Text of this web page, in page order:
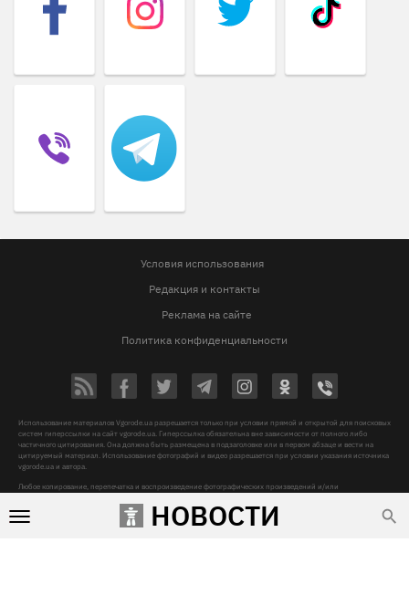
НОВОСТИ
Условия использования
Редакция и контакты
Реклама на сайте
Политика конфиденциальности
Использование материалов Vgorode.ua разрешается только при условии прямой и открытой для поисковых
систем гиперссылки на сайт vgorode.ua. Гиперссылка обязательна вне зависимости от полного либо
частичного цитирования. Она должна быть размещена в подзаголовке или в первом абзаце и вести на
цитируемый материал. Использование фотографий и видео разрешается при условии указания источника
vgorode.ua и автора.
Любое копирование, перепечатка и воспроизведение фотографических произведений и/или
Субъект в сфере онлайн-медиа, Название онлайн-медиа - «VGORODE», Адрес: 02091, місто Київ,
ХАРКІВСЬКЕ ШОСЕ, будинок 172-Б, офіс 208/1, E-mail:
sunlight@mediadim.com.ua